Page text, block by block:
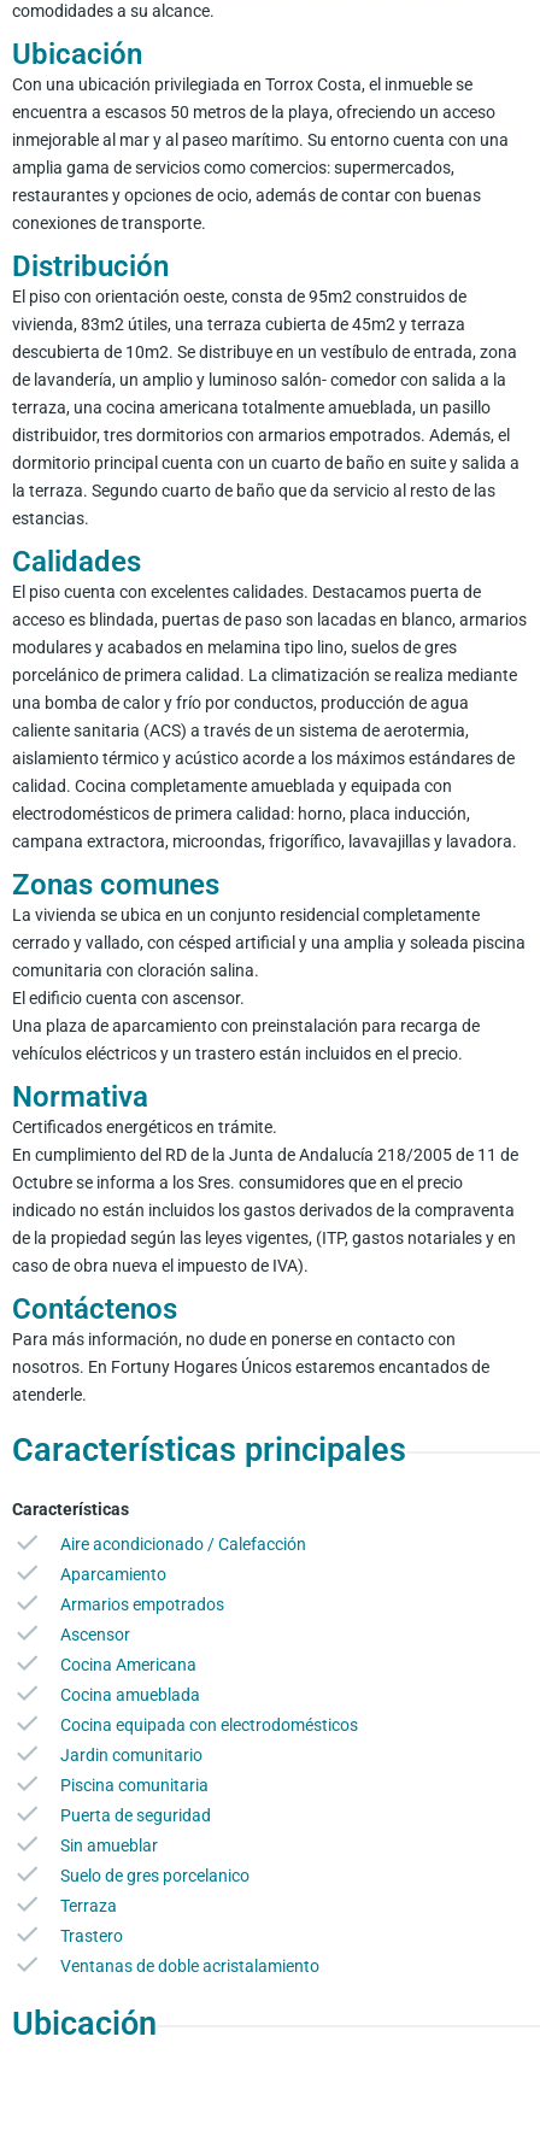
comodidades a su alcance.
Ubicación
Con una ubicación privilegiada en Torrox Costa, el inmueble se
encuentra a escasos 50 metros de la playa, ofreciendo un acceso
inmejorable al mar y al paseo marítimo. Su entorno cuenta con una
amplia gama de servicios como comercios: supermercados,
restaurantes y opciones de ocio, además de contar con buenas
conexiones de transporte.
Distribución
El piso con orientación oeste, consta de 95m2 construidos de
vivienda, 83m2 útiles, una terraza cubierta de 45m2 y terraza
descubierta de 10m2. Se distribuye en un vestíbulo de entrada, zona
de lavandería, un amplio y luminoso salón- comedor con salida a la
terraza, una cocina americana totalmente amueblada, un pasillo
distribuidor, tres dormitorios con armarios empotrados. Además, el
dormitorio principal cuenta con un cuarto de baño en suite y salida a
la terraza. Segundo cuarto de baño que da servicio al resto de las
estancias.
Calidades
El piso cuenta con excelentes calidades. Destacamos puerta de
acceso es blindada, puertas de paso son lacadas en blanco, armarios
modulares y acabados en melamina tipo lino, suelos de gres
porcelánico de primera calidad. La climatización se realiza mediante
una bomba de calor y frío por conductos, producción de agua
caliente sanitaria (ACS) a través de un sistema de aerotermia,
aislamiento térmico y acústico acorde a los máximos estándares de
calidad. Cocina completamente amueblada y equipada con
electrodomésticos de primera calidad: horno, placa inducción,
campana extractora, microondas, frigorífico, lavavajillas y lavadora.
Zonas comunes
La vivienda se ubica en un conjunto residencial completamente
cerrado y vallado, con césped artificial y una amplia y soleada piscina
comunitaria con cloración salina.
El edificio cuenta con ascensor.
Una plaza de aparcamiento con preinstalación para recarga de
vehículos eléctricos y un trastero están incluidos en el precio.
Normativa
Certificados energéticos en trámite.
En cumplimiento del RD de la Junta de Andalucía 218/2005 de 11 de
Octubre se informa a los Sres. consumidores que en el precio
indicado no están incluidos los gastos derivados de la compraventa
de la propiedad según las leyes vigentes, (ITP, gastos notariales y en
caso de obra nueva el impuesto de IVA).
Contáctenos
Para más información, no dude en ponerse en contacto con
nosotros. En Fortuny Hogares Únicos estaremos encantados de
atenderle.
Características principales
Características
Aire acondicionado / Calefacción
Aparcamiento
Armarios empotrados
Ascensor
Cocina Americana
Cocina amueblada
Cocina equipada con electrodomésticos
Jardin comunitario
Piscina comunitaria
Puerta de seguridad
Sin amueblar
Suelo de gres porcelanico
Terraza
Trastero
Ventanas de doble acristalamiento
Ubicación